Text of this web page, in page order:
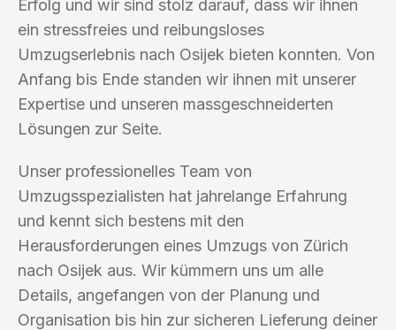
Erfolg und wir sind stolz darauf, dass wir ihnen
ein stressfreies und reibungsloses
Umzugserlebnis nach Osijek bieten konnten. Von
Anfang bis Ende standen wir ihnen mit unserer
Expertise und unseren massgeschneiderten
Lösungen zur Seite.
Unser professionelles Team von
Umzugsspezialisten hat jahrelange Erfahrung
und kennt sich bestens mit den
Herausforderungen eines Umzugs von Zürich
nach Osijek aus. Wir kümmern uns um alle
Details, angefangen von der Planung und
Organisation bis hin zur sicheren Lieferung deiner